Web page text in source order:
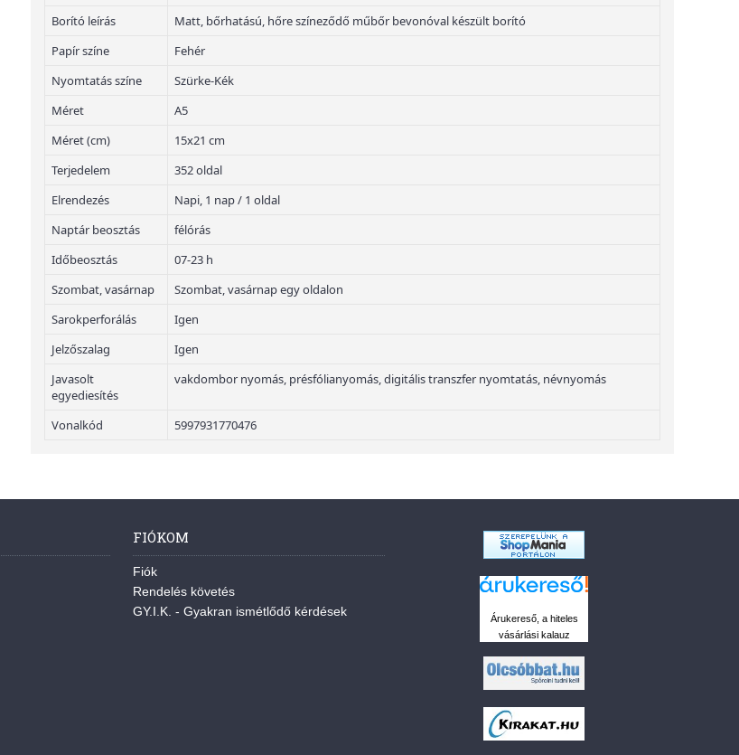
Borító leírás
Matt, bőrhatású, hőre színeződő műbőr bevonóval készült borító
Papír színe
Fehér
Nyomtatás színe
Szürke-Kék
Méret
A5
Méret (cm)
15x21 cm
Terjedelem
352 oldal
Elrendezés
Napi, 1 nap / 1 oldal
Naptár beosztás
félórás
Időbeosztás
07-23 h
Szombat, vasárnap
Szombat, vasárnap egy oldalon
Sarokperforálás
Igen
Jelzőszalag
Igen
Javasolt
egyediesítés
vakdombor nyomás, présfólianyomás, digitális transzfer nyomtatás, névnyomás
Vonalkód 5997931770476
FIÓKOM
Fiók
Rendelés követés
GY.I.K. - Gyakran ismétlődő kérdések
Árukereső, a hiteles
vásárlási kalauz